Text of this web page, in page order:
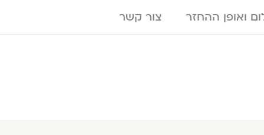
ואופן ההחזר צור קשר